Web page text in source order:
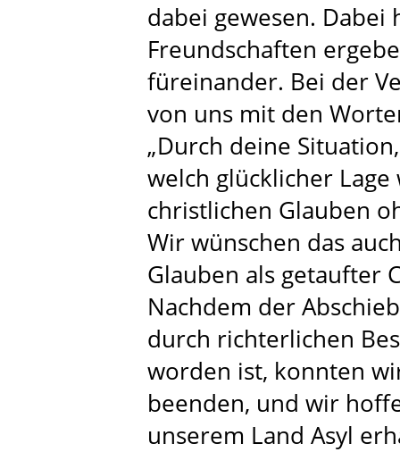
dabei gewesen. Dabei
Freundschaften
füreinander. Bei der
von uns mit den
„Durch deine
welch glücklicher
christlichen Glauben
Wir wünschen das
Glauben als getaufter
Nachdem der
durch richterlichen
worden ist, konnten
beenden, und wir
unserem Land Asyl